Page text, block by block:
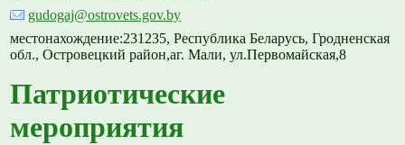
gudogaj@ostrovets.gov.by
местонахождение:231235, Республика Беларусь, Гродненская
обл., Островецкий район,аг. Мали, ул.Первомайская,8
Патриотические
мероприятия